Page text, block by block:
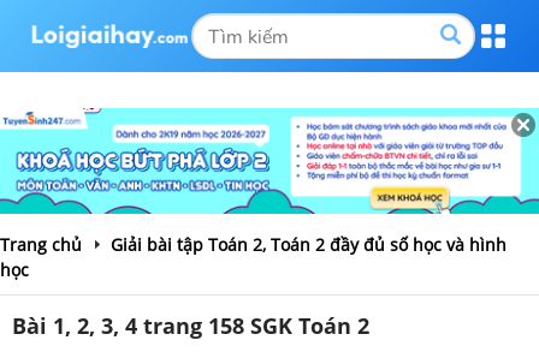
Trang chủ
Giải bài tập Toán 2, Toán 2 đầy đủ số học và hình
học
Bài 1, 2, 3, 4 trang 158 SGK Toán 2